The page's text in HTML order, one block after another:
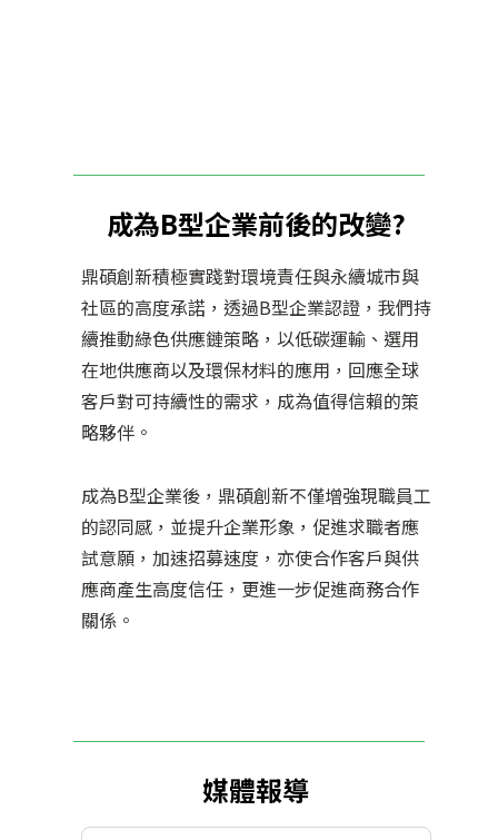
成為B型企業前後的改變?
鼎碩創新積極實踐對環境責任與永續城市與
社區的高度承諾，透過B型企業認證，我們持
續推動綠色供應鏈策略，以低碳運輸、選用
在地供應商以及環保材料的應用，回應全球
客戶對可持續性的需求，成為值得信賴的策
略夥伴。
成為B型企業後，鼎碩創新不僅增強現職員工
的認同感，並提升企業形象，促進求職者應
試意願，加速招募速度，亦使合作客戶與供
應商產生高度信任，更進一步促進商務合作
關係。
媒體報導